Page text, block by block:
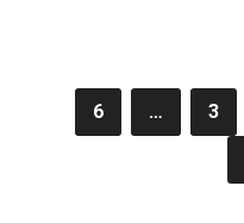
3
…
6